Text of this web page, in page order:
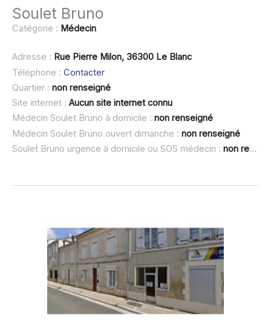
Soulet Bruno
Catégorie : Médecin
Adresse : Rue Pierre Milon, 36300 Le Blanc
Téléphone : Contacter
Quartier : non renseigné
Site internet : Aucun site internet connu
Médecin Soulet Bruno à domicile : non renseigné
Médecin Soulet Bruno ouvert dimanche : non renseigné
Soulet Bruno urgence à domicile ou SOS médecin : non renseigné